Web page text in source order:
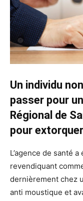
Un individu
passer pour
Régional de
pour
L’agence de santé
revendiquant
dernièrement chez
anti moustique et